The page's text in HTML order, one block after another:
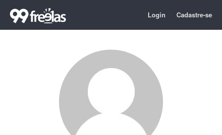
Login Cadastre-se